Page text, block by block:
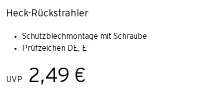
Heck-Rückstrahler
Schutzblechmontage mit Schraube
Prüfzeichen DE, E
UVP 2,49 €